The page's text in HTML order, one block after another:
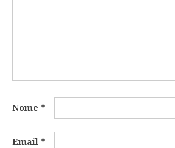
Nome *
Email *